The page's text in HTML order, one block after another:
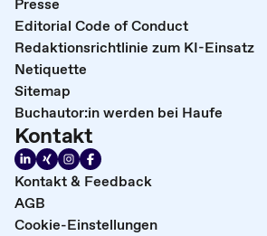
Editorial Code of Conduct
Redaktionsrichtlinie zum KI-Einsatz
Netiquette
Sitemap
Buchautor:in werden bei Haufe
Kontakt
Kontakt & Feedback
AGB
Cookie-Einstellungen